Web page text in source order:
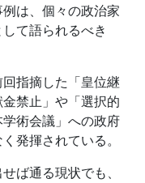
は、個々の政治家
て語られるべき
指摘した「皇位継
禁止」や「選択的
術会議」への政府
発揮されている。
ば通る現状でも、